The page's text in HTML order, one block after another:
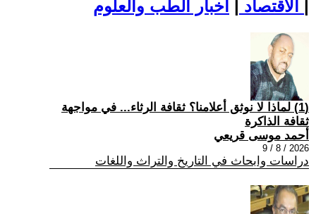
الاقتصاد | |
(1) لماذا لا نوثق أعلامنا؟ ثقافة الرثاء... في مواجهة
ثقافة الذاكرة
أحمد موسى قريعي
2026 / 8 / 9
دراسات وابحاث في التاريخ والتراث واللغات